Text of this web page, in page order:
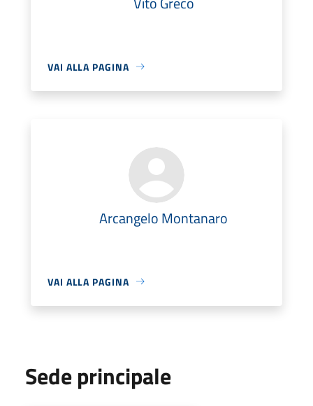
VAI ALLA PAGINA
Arcangelo Montanaro
VAI ALLA PAGINA
Sede principale